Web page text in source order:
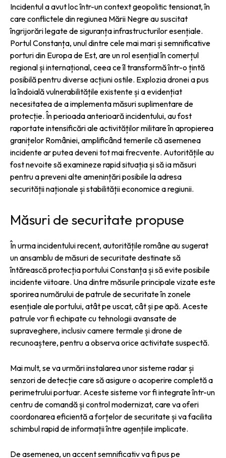
Incidentul a avut loc într-un context geopolitic tensionat, în
care conflictele din regiunea Mării Negre au suscitat
îngrijorări legate de siguranța infrastructurilor esențiale.
Portul Constanța, unul dintre cele mai mari și semnificative
porturi din Europa de Est, are un rol esențial în comerțul
regional și internațional, ceea ce îl transformă într-o țintă
posibilă pentru diverse acțiuni ostile. Explozia dronei a pus
la îndoială vulnerabilitățile existente și a evidențiat
necesitatea de a implementa măsuri suplimentare de
protecție. În perioada anterioară incidentului, au fost
raportate intensificări ale activităților militare în apropierea
granițelor României, amplificând temerile că asemenea
incidente ar putea deveni tot mai frecvente. Autoritățile au
fost nevoite să examineze rapid situația și să ia măsuri
pentru a preveni alte amenințări posibile la adresa
securității naționale și stabilității economice a regiunii.
Măsuri de securitate propuse
În urma incidentului recent, autoritățile române au sugerat
un ansamblu de măsuri de securitate destinate să
întărească protecția portului Constanța și să evite posibile
incidente viitoare. Una dintre măsurile principale vizate este
sporirea numărului de patrule de securitate în zonele
esențiale ale portului, atât pe uscat, cât și pe apă. Aceste
patrule vor fi echipate cu tehnologii avansate de
supraveghere, inclusiv camere termale și drone de
recunoaștere, pentru a observa orice activitate suspectă.
Mai mult, se va urmări instalarea unor sisteme radar și
senzori de detecție care să asigure o acoperire completă a
perimetrului portuar. Aceste sisteme vor fi integrate într-un
centru de comandă și control modernizat, care va oferi
coordonarea eficientă a forțelor de securitate și va facilita
schimbul rapid de informații între agențiile implicate.
De asemenea, un accent semnificativ va fi pus pe